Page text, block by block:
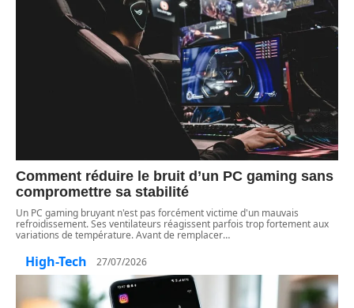
Comment réduire le bruit d’un PC gaming sans
compromettre sa stabilité
Un PC gaming bruyant n'est pas forcément victime d'un mauvais
refroidissement. Ses ventilateurs réagissent parfois trop fortement aux
variations de température. Avant de remplacer…
High-Tech 27/07/2026